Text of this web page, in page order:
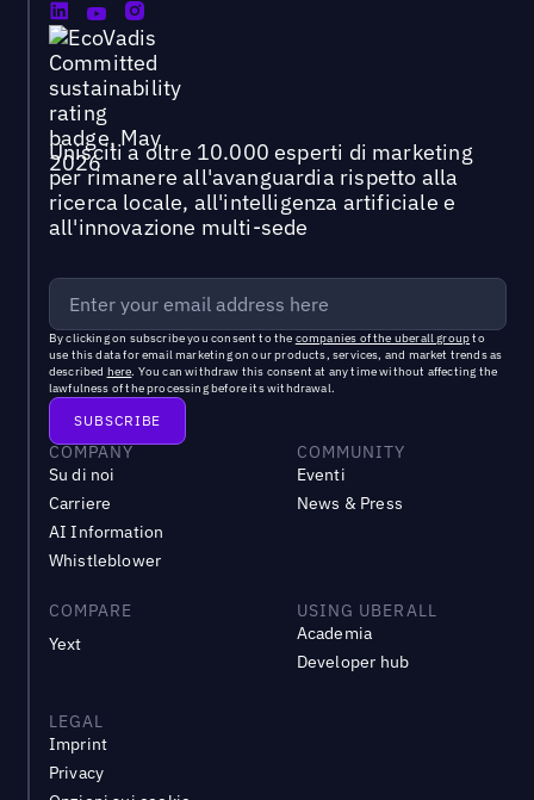
Unisciti a oltre 10.000 esperti di marketing
per rimanere all'avanguardia rispetto alla
ricerca locale, all'intelligenza artificiale e
all'innovazione multi-sede
By clicking on subscribe you consent to the companies of the uberall groupto
use this data for email marketing on our products, services, and market trends as
described here. You can withdraw this consent at any time without affecting the
lawfulness of the processing before its withdrawal.
COMPANY
Su di noi
Carriere
AI Information
Whistleblower
COMMUNITY
Eventi
News & Press
COMPARE
Yext
USING UBERALL
Academia
Developer hub
LEGAL
Imprint
Privacy